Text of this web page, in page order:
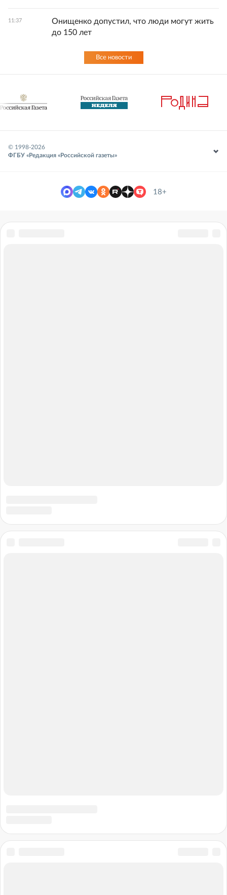
11:37
Онищенко допустил, что люди могут жить
до 150 лет
Все новости
© 1998-2026
ФГБУ «Редакция «Российской газеты»
18+